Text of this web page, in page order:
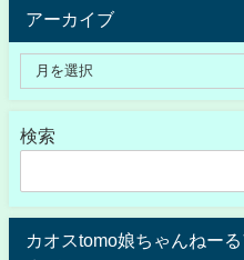
アーカイブ
検索
カオスtomo娘ちゃんねー